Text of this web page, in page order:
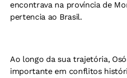
encontrava na província de
pertencia ao Brasil.
Ao longo da sua trajetória,
importante em conflitos